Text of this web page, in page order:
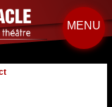
MENU